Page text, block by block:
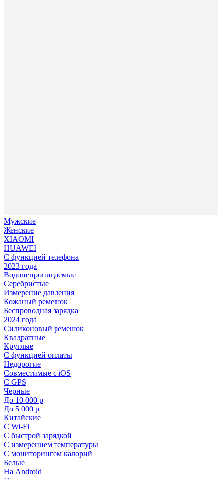
Мужские
Женские
XIAOMI
HUAWEI
С функцией телефона
2023 года
Водонепроницаемые
Серебристые
Измерение давления
Кожаный ремешок
Беспроводная зарядка
2024 года
Силиконовый ремешок
Квадратные
Круглые
С функцией оплаты
Недорогие
Совместимые с iOS
С GPS
Черные
До 10 000 р
До 5 000 р
Китайские
С Wi-Fi
С быстрой зарядкой
С измерением температуры
С мониторингом калорий
Белые
На Android